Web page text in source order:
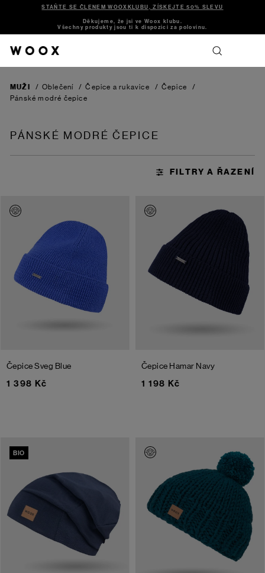
STAŇTE SE ČLENEM WOOXKLUBU, ZÍSKEJTE 50% SLEVU
Děkujeme, že jsi ve Woox klubu.
Všechny produkty jsou ti k dispozici za polovinu.
MUŽI / Oblečení / Čepice a rukavice / Čepice
/
Pánské modré čepice
PÁNSKÉ MODRÉ ČEPICE
Čepice Sveg Blue
1 398 Kč
Čepice Hamar Navy
1 198 Kč
BIO